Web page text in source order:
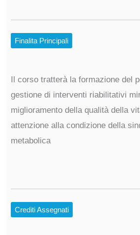
Finalita Principali
Il corso tratterà la formazione del
gestione di interventi riabilitativi
miglioramento della qualità della
attenzione alla condizione della
metabolica
Crediti Assegnati